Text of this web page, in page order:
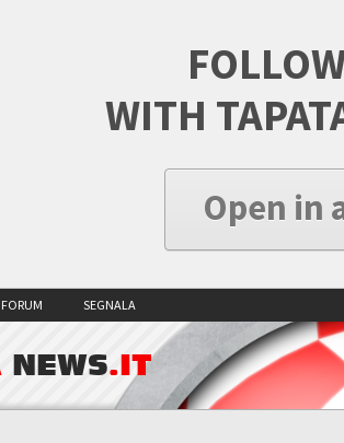
WITH
Open in
FORUM SEGNALA
NEWS.IT